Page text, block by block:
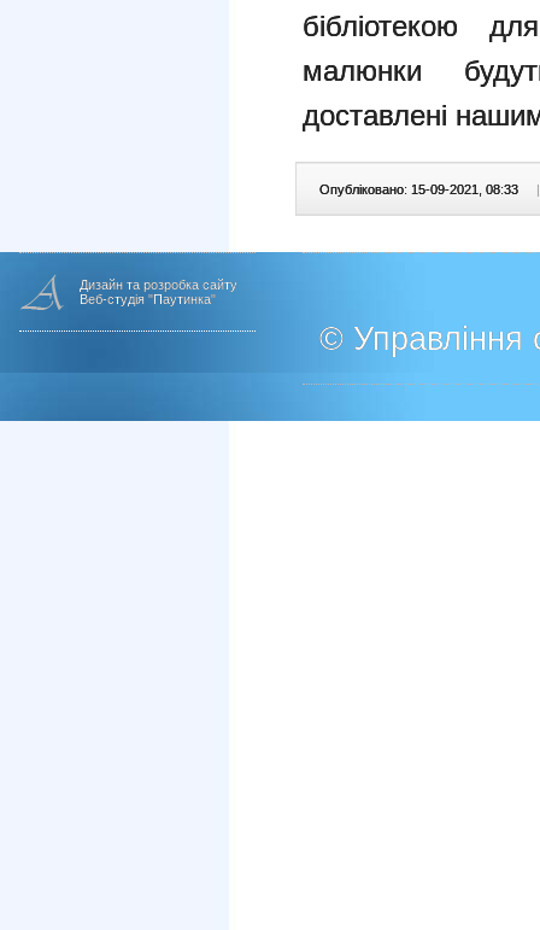
бібліотекою
малюнки
доставлені
Опубліковано: 15-09-2021, 08:33 |
Дизайн та розробка сайту
Веб-студія "Паутинка"
© Управління